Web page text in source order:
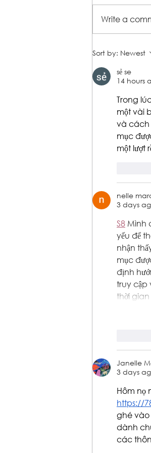
Hunger
How
impact
Write a
Sort by: Newest
sẻ se
14 hours
Trong
một vài
và cách
mục
một lượt
nelle
3 days
S8 Mình
yếu để
nhận
mục
định
truy cập
thời
Janelle
3 days
Hôm nọ
https://
ghé vào
dành
các